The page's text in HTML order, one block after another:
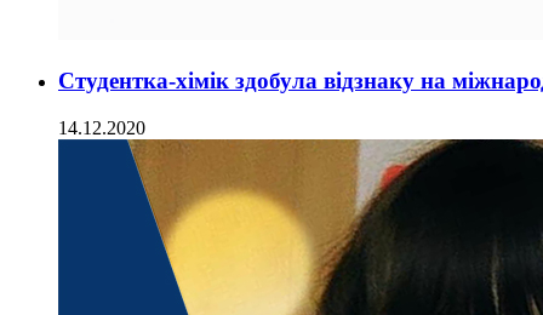
Студентка-хімік здобула відзнаку на
14.12.2020